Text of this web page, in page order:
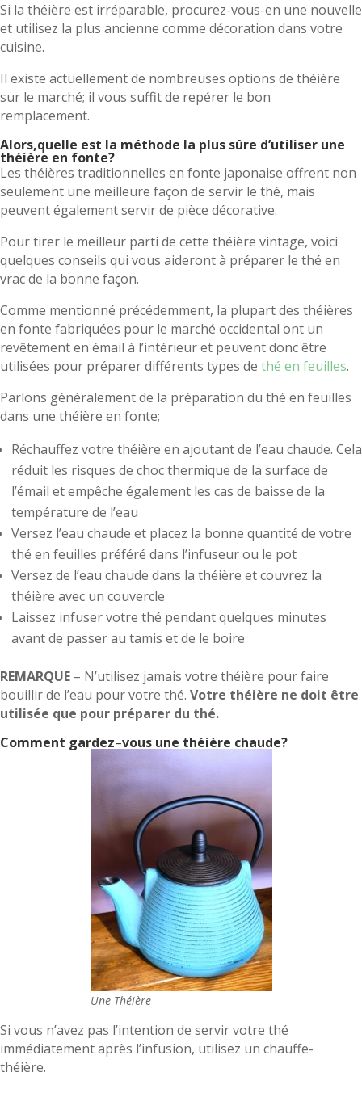
Si la théière est irréparable, procurez-vous-en une nouvelle
et utilisez la plus ancienne comme décoration dans votre
cuisine.
Il existe actuellement de nombreuses options de théière
sur le marché; il vous suffit de repérer le bon
remplacement.
Alors,quelle est la méthode la plus sûre d’utiliser une
théière en fonte?
Les théières traditionnelles en fonte japonaise offrent non
seulement une meilleure façon de servir le thé, mais
peuvent également servir de pièce décorative.
Pour tirer le meilleur parti de cette théière vintage, voici
quelques conseils qui vous aideront à préparer le thé en
vrac de la bonne façon.
Comme mentionné précédemment, la plupart des théières
en fonte fabriquées pour le marché occidental ont un
revêtement en émail à l’intérieur et peuvent donc être
utilisées pour préparer différents types de thé en feuilles.
Parlons généralement de la préparation du thé en feuilles
dans une théière en fonte;
Réchauffez votre théière en ajoutant de l’eau chaude. Cela
réduit les risques de choc thermique de la surface de
l’émail et empêche également les cas de baisse de la
température de l’eau
Versez l’eau chaude et placez la bonne quantité de votre
thé en feuilles préféré dans l’infuseur ou le pot
Versez de l’eau chaude dans la théière et couvrez la
théière avec un couvercle
Laissez infuser votre thé pendant quelques minutes
avant de passer au tamis et de le boire
REMARQUE – N’utilisez jamais votre théière pour faire
bouillir de l’eau pour votre thé. Votre théière ne doit être
utilisée que pour préparer du thé.
Comment gardez–vous une théière chaude?
Une Théière
Si vous n’avez pas l’intention de servir votre thé
immédiatement après l’infusion, utilisez un chauffe-
théière.